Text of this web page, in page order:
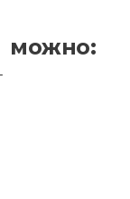
можно: